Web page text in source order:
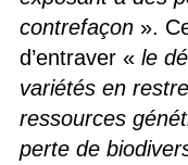
contrefaçon».
d’entraver « le
variétés en
ressources
perte de